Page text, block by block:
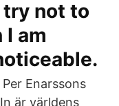
not to
I am
Enarssons
är världens